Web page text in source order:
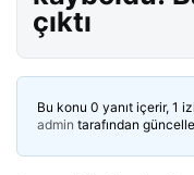
çıktı
Bu konu 0 yanıt içerir, 1
admin tarafından